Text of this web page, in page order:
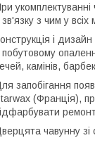
зв'язку з чим у
і
побутовому
камінів,
запобігання
(Франція),
чавунну зі